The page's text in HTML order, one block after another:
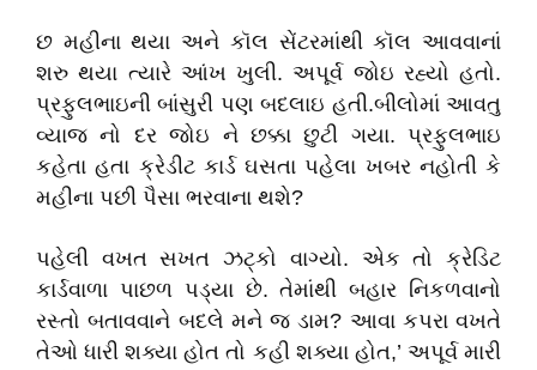
છ મહીના થયા અને કૉલ સેંટરમાંથી કૉલ આવવાનાં
શરુ થયા ત્યારે આંખ ખુલી. અપૂર્વ જોઇ રહ્યો હતો.
પ્રફુલભાઇની બાંસુરી પણ બદલાઇ હતી.બીલોમાં આવતુ
વ્યાજ નો દર જોઇ ને છક્કા છુટી ગયા. પ્રફુલભાઇ
કહેતા હતા ક્રેડીટ કાર્ડ ઘસતા પહેલા ખબર નહોતી કે
મહીના પછી પૈસા ભરવાના થશે?
પહેલી વખત સખત ઝટ્કો વાગ્યો. એક તો ક્રેડિટ
કાર્ડવાળા પાછળ પડ્યા છે. તેમાંથી બહાર નિકળવાનો
રસ્તો બતાવવાને બદલે મને જ ડામ? આવા કપરા વખતે
તેઓ ધારી શક્યા હોત તો કહી શક્યા હોત,’ અપૂર્વ મારી